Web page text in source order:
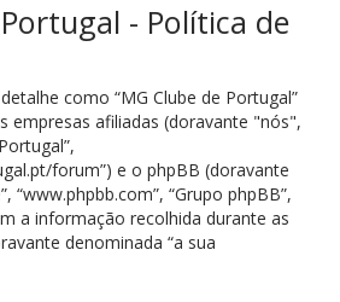
- Política de
como “MG Clube de Portugal”
empresas afiliadas (doravante "nós",
forum”) e o phpBB (doravante
“www.phpbb.com”, “Grupo phpBB”,
a informação recolhida durante as
denominada “a sua